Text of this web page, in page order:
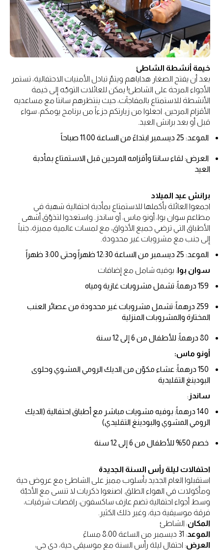
خيمة أنشطة الشاطئ
بعد أن يفتح الصغار هداياهم ويتمّ تبادل الأمنيات الاحتفالية، تستمر
الأجواء المرحة على الشاطئ! يمكن للعائلات التوجّه إلى خيمة
الأنشطة للاستمتاع بالمفاجآت، حيث ينتظرهم سانتا مع مساعديه
الأقزام المرحين. اجعلوا من زيارتكم جزءاً من برنامج يومكم، سواء
قبل أو بعد برانش العيد.
الموعد: 25 ديسمبر ابتداءً من الساعة 11:00 صباحاً
العرض: لقاء سانتا وأقزامه المرحين قبل الاستمتاع بمأدبة
العيد
برانش عيد الميلاد
اجمعوا العائلة بأكملها للاستمتاع بمأدبة احتفالية شهية في
مطاعم سوان بوا، أونو ماس، أو ساندز. واستعدوا لتذوّق أشهى
الأطباق التي ترضي جميع الأذواق، مع لمسات عالمية مميزة، جنباً
إلى جنب مع مشروبات غير محدودة.
الموعد: 25 ديسمبر من الساعة 12:30 ظهراً وحتى 3:00 ظهراً
سوان بوا: بوفيه شامل مع إضافات
259 درهماً: تشمل مشروبات غير محدودة من عصائر العنب
المختارة والمشروبات المنزلية
أونو ماس:
150 درهماً: عشاء مكوّن من الديك الرومي المشوي وحلوى
البودينغ التقليدية
ساندز :
140 درهماً: بوفيه مشويات مباشر مع أطباق احتفالية (الديك
الرومي المشوي والبودينغ التقليدي)
خصم 50% للأطفال من 6 إلى 12 سنة
احتفالات ليلة رأس السنة الجديدة
استقبلوا العام الجديد بأسلوب مميز على الشاطئ مع عروض حية
ومأكولات في الهواء الطلق. اصنعوا ذكريات لا تنسى مع الأحبّة
وسط أجواء احتفالية تضم عازف ساكسفون، راقصات شرقيات،
فرقة موسيقية حية، وغير ذلك الكثير.
المكان: الشاطئ
الموعد: 31 ديسمبر من الساعة 8:00 مساءً
العرض: احتفال ليلة رأس السنة مع موسيقى حية، دي جي،